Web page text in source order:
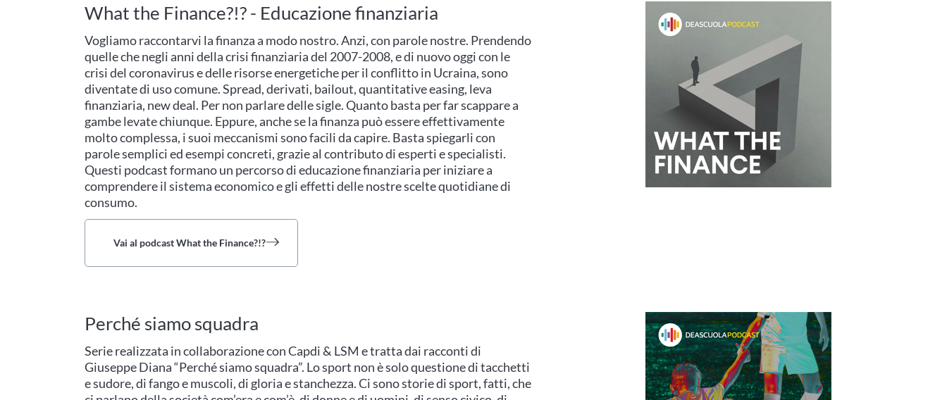
What the Finance?!? - Educazione finanziaria
Vogliamo raccontarvi la finanza a modo nostro. Anzi, con parole nostre. Prendendo
quelle che negli anni della crisi finanziaria del 2007-2008, e di nuovo oggi con le
crisi del coronavirus e delle risorse energetiche per il conflitto in Ucraina, sono
diventate di uso comune. Spread, derivati, bailout, quantitative easing, leva
finanziaria, new deal. Per non parlare delle sigle. Quanto basta per far scappare a
gambe levate chiunque. Eppure, anche se la finanza può essere effettivamente
molto complessa, i suoi meccanismi sono facili da capire. Basta spiegarli con
parole semplici ed esempi concreti, grazie al contributo di esperti e specialisti.
Questi podcast formano un percorso di educazione finanziaria per iniziare a
comprendere il sistema economico e gli effetti delle nostre scelte quotidiane di
consumo.
Vai al podcast What the Finance?!?
Perché siamo squadra
Serie realizzata in collaborazione con Capdi & LSM e tratta dai racconti di
Giuseppe Diana “Perché siamo squadra”. Lo sport non è solo questione di tacchetti
e sudore, di fango e muscoli, di gloria e stanchezza. Ci sono storie di sport, fatti, che